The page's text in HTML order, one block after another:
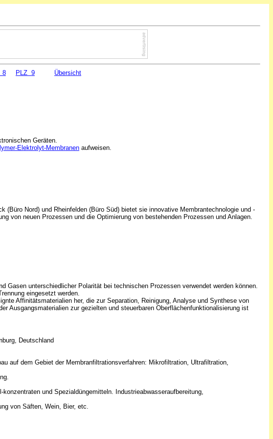
8 PLZ 9 Übersicht
Geräten.
Elektrolyt-Membranen aufweisen.
Nord) und Rheinfelden (Büro Süd) bietet sie innovative Membrantechnologie und -
von neuen Prozessen und die Optimierung von bestehenden Prozessen und Anlagen.
unterschiedlicher Polarität bei technischen Prozessen verwendet werden können.
eingesetzt werden.
Affinitätsmaterialien her, die zur Separation, Reinigung, Analyse und Synthese von
Ausgangsmaterialien zur gezielten und steuerbaren Oberflächenfunktionalisierung ist
Deutschland
auf dem Gebiet der Membranfiltrationsverfahren: Mikrofiltration, Ultrafiltration,
und Spezialdüngemitteln. Industrieabwasseraufbereitung,
von Säften, Wein, Bier, etc.